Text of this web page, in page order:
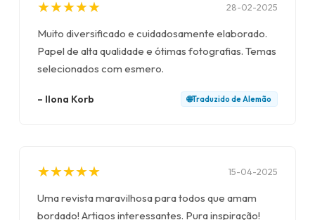
★
★★
★★
★★
★★
★ 28-02-2025
Muito diversificado e cuidadosamente elaborado.
Papel de alta qualidade e ótimas fotografias. Temas
selecionados com esmero.
– Ilona Korb 🌐Traduzido deAlemão
★
★★
★★
★★
★★
★ 15-04-2025
Uma revista maravilhosa para todos que amam
bordado! Artigos interessantes. Pura inspiração!